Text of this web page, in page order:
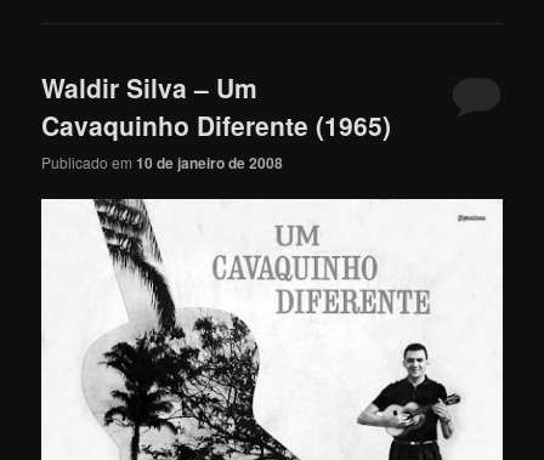
Waldir Silva – Um
Cavaquinho Diferente (1965)
Publicado em10 de janeiro de 2008